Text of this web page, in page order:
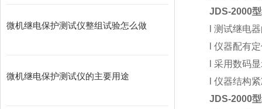
微机继电保护测试仪整组试验怎么做
微机继电保护测试仪的主要用途
JDS-2000
l 测试继电
l 仪器配有
l 采用数码
l 仪器结构
JDS-2000